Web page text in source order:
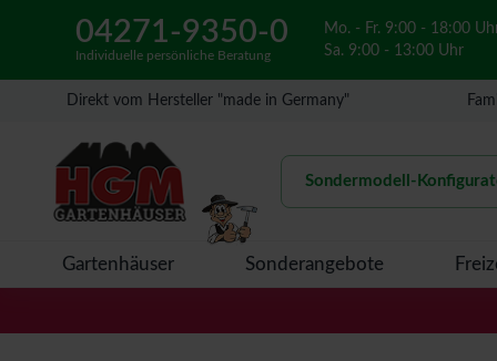
04271-9350-0
Individuelle persönliche Beratung
Mo. - Fr. 9:00 - 18:00
Sa. 9:00 - 13:00 Uhr
Direkt vom Hersteller "made in Germany"
Sondermodell-
Gartenhäuser Sonderangebote